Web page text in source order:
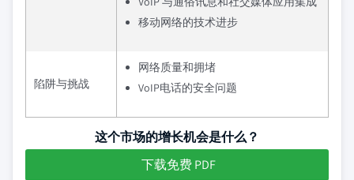
移动网络的技术进步
陷阱与挑战
网络质量和拥堵
VoIP电话的安全问题
这个市场的增长机会是什么？
下载免费 PDF